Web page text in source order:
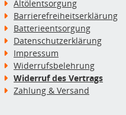
Altölentsorgung
Barrierefreiheitserklärung
Batterieentsorgung
Datenschutzerklärung
Impressum
Widerrufsbelehrung
Widerruf des Vertrags
Zahlung & Versand